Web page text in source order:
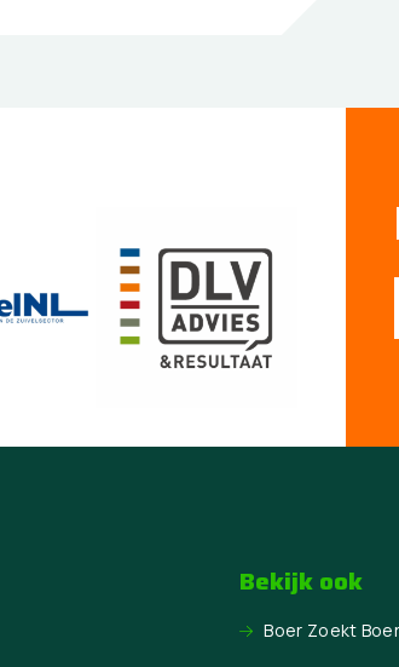
Bekijk ook
Boer Zoekt Boer